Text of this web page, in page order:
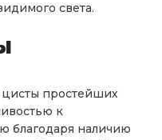
света.
простейших
к
благодаря наличию